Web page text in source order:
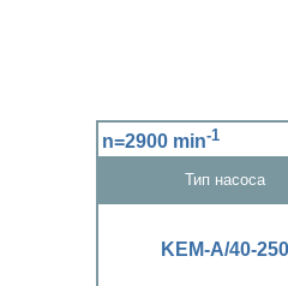
n=2900 min-1
Тип насоса
KEМ-А/40-250